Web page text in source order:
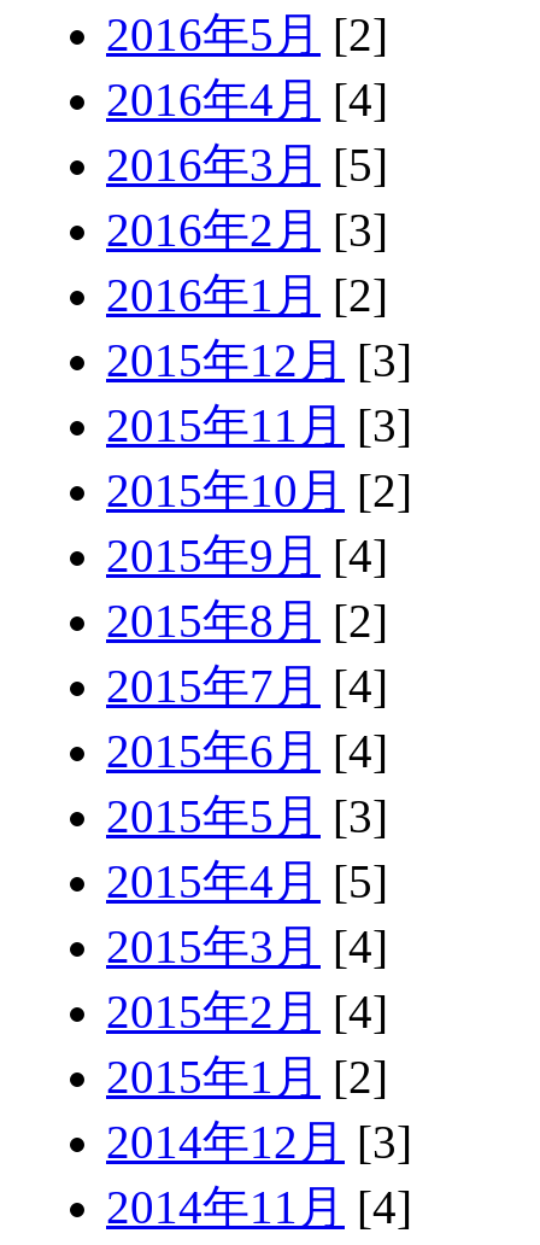
2016年5月 [2]
2016年4月 [4]
2016年3月 [5]
2016年2月 [3]
2016年1月 [2]
2015年12月 [3]
2015年11月 [3]
2015年10月 [2]
2015年9月 [4]
2015年8月 [2]
2015年7月 [4]
2015年6月 [4]
2015年5月 [3]
2015年4月 [5]
2015年3月 [4]
2015年2月 [4]
2015年1月 [2]
2014年12月 [3]
2014年11月 [4]